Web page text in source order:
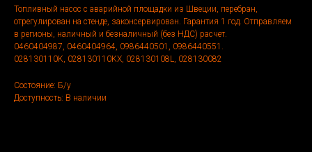
Топливный насос с аварийной площадки из Швеции, перебран,
отрегулирован на стенде, законсервирован. Гарантия 1 год. Отправляем
в регионы, наличный и безналичный (без НДС) расчет.
0460404987, 0460404964, 0986440501, 0986440551.
028130110K, 028130110KX, 028130108L, 028130082
Состояние: Б/у
Доступность: В наличии